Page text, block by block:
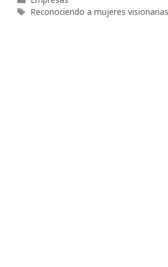
Etiquetas
Reconociendo a mujeres visionarias